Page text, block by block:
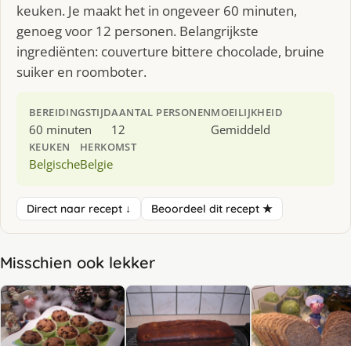
keuken. Je maakt het in ongeveer 60 minuten,
genoeg voor 12 personen. Belangrijkste
ingrediënten: couverture bittere chocolade, bruine
suiker en roomboter.
BEREIDINGSTIJD
60 minuten
AANTAL PERSONEN
12
MOEILIJKHEID
Gemiddeld
KEUKEN
Belgische
HERKOMST
Belgie
Direct naar recept ↓ Beoordeel dit recept ★
Misschien ook lekker